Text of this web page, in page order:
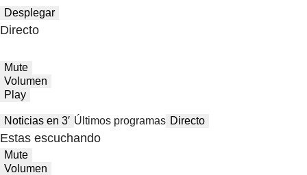
Desplegar
Directo
Mute
Volumen
Play
Noticias en 3′ Últimos programas Directo
Estas escuchando
Mute
Volumen